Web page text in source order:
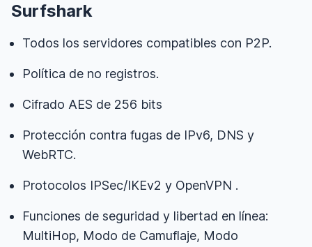
Surfshark
Todos los servidores compatibles con P2P.
Política de no registros.
Cifrado AES de 256 bits
Protección contra fugas de IPv6, DNS y
WebRTC.
Protocolos IPSec/IKEv2 y OpenVPN .
Funciones de seguridad y libertad en línea:
MultiHop, Modo de Camuflaje, Modo